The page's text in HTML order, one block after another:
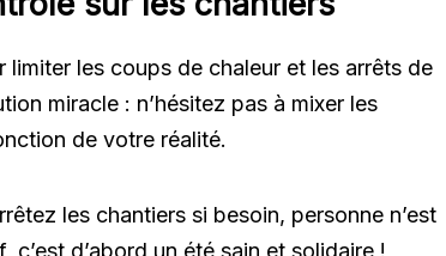
limiter les coups de chaleur et les arrêts de
miracle : n’hésitez pas à mixer les
de votre réalité.
les chantiers si besoin, personne n’est
d’abord un été sain et solidaire !